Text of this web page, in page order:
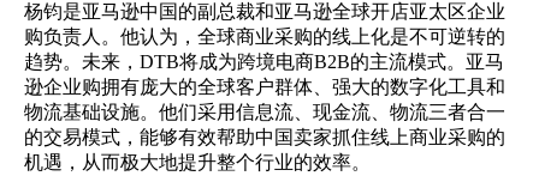
杨钧是亚马逊中国的副总裁和亚马逊全球开店亚太区企业
购负责人。他认为，全球商业采购的线上化是不可逆转的
趋势。未来，DTB将成为跨境电商B2B的主流模式。亚马
逊企业购拥有庞大的全球客户群体、强大的数字化工具和
物流基础设施。他们采用信息流、现金流、物流三者合一
的交易模式，能够有效帮助中国卖家抓住线上商业采购的
机遇，从而极大地提升整个行业的效率。